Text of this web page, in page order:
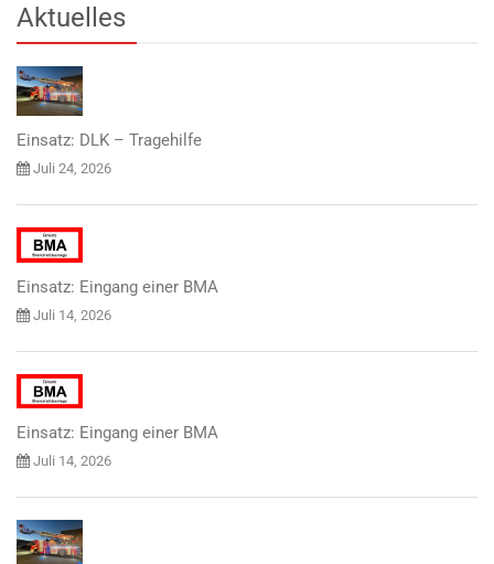
Aktuelles
Einsatz: DLK – Tragehilfe
Juli 24, 2026
Einsatz: Eingang einer BMA
Juli 14, 2026
Einsatz: Eingang einer BMA
Juli 14, 2026